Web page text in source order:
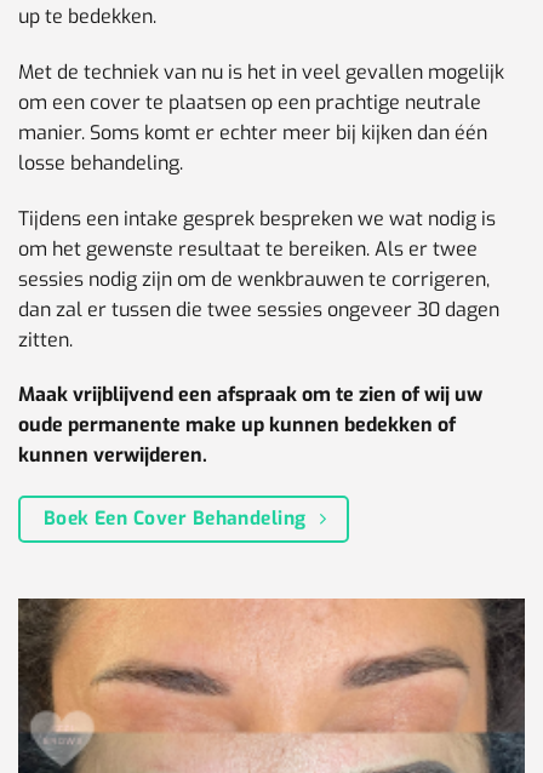
up te bedekken.
Met de techniek van nu is het in veel gevallen mogelijk
om een cover te plaatsen op een prachtige neutrale
manier. Soms komt er echter meer bij kijken dan één
losse behandeling.
Tijdens een intake gesprek bespreken we wat nodig is
om het gewenste resultaat te bereiken. Als er twee
sessies nodig zijn om de wenkbrauwen te corrigeren,
dan zal er tussen die twee sessies ongeveer 30 dagen
zitten.
Maak vrijblijvend een afspraak om te zien of wij uw
oude permanente make up kunnen bedekken of
kunnen verwijderen.
Boek Een Cover Behandeling